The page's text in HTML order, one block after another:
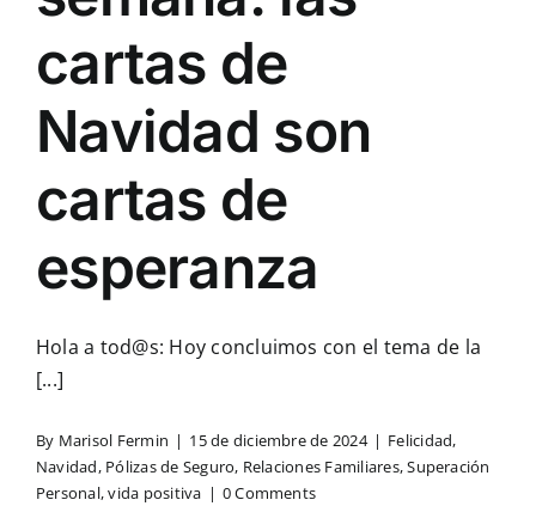
cartas de
Navidad son
cartas de
esperanza
Hola a tod@s: Hoy concluimos con el tema de la
[...]
By Marisol Fermin | 15 de diciembre de 2024 | Felicidad,
Navidad, Pólizas de Seguro, Relaciones Familiares,Superación
Personal,vida positiva | 0 Comments